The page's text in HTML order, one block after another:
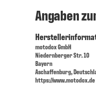
Angaben
motodox GmbH
Niedernberger Str. 10
Bayern
Aschaffenburg,
https://www.motodox.de